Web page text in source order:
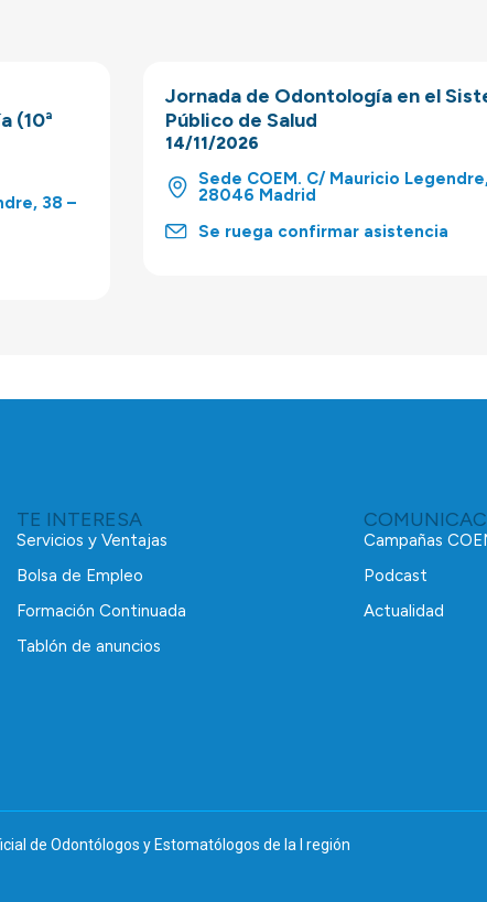
(10ª
38 –
Jornada de Odontología en el
Público de Salud
14/11/2026
Sede COEM. C/ Mauricio
28046 Madrid
Se ruega confirmar asistencia
TE INTERESA
Servicios y Ventajas
Bolsa de Empleo
Formación Continuada
Tablón de anuncios
Campañas
Podcast
Actualidad
de Odontólogos y Estomatólogos de la I región